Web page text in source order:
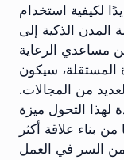
لكيفية استخدام
المدن الذكية إلى
مساعدي الرعاية
المستقلة، سيكون
من المجالات.
التحول ميزة
بناء علاقة أكثر
السر في العمل